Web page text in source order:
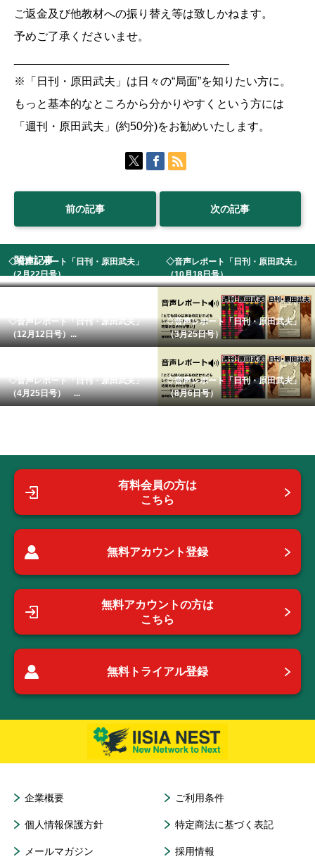
ご返金及び他教材への振り替え等は致しかねます。
予めご了承くださいませ。
※「日刊・原田武夫」は日々の“局面”を知りたい方に。
もっと基本的なところから分かりやすくという方には
「週刊・原田武夫」(約50分)をお勧めいたします。
前の記事 次の記事
関連記事
◇音声レポート「日刊・原田武夫」
（2月22日号） ...
◇音声レポート「日刊・原田武夫」
（10月18日号）...
◇音声レポート「日刊・原田武夫」
（12月12日号）...
◇音声レポート「日刊・原田武夫」
（3月25日号）
◇音声レポート「日刊・原田武夫」
（4月25日号） ...
◇音声レポート「日刊・原田武夫」
（8月6日号）
有料会員の方は
こちら
無料アカウント登録
無料アカウントの方は
こちら
無料トライアル登録
企業概要 ご利用条件
個人情報保護方針 特定商法に基づく表記
メールマガジン 採用情報